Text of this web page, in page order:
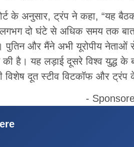
के अनुसार, ट्रंप ने कहा, “यह
दो घंटे से अधिक समय तक
और मैंने अभी यूरोपीय नेताओं
की है। यह लड़ाई दूसरे विश्व युद्ध
विशेष दूत स्टीव विटकॉफ और
-